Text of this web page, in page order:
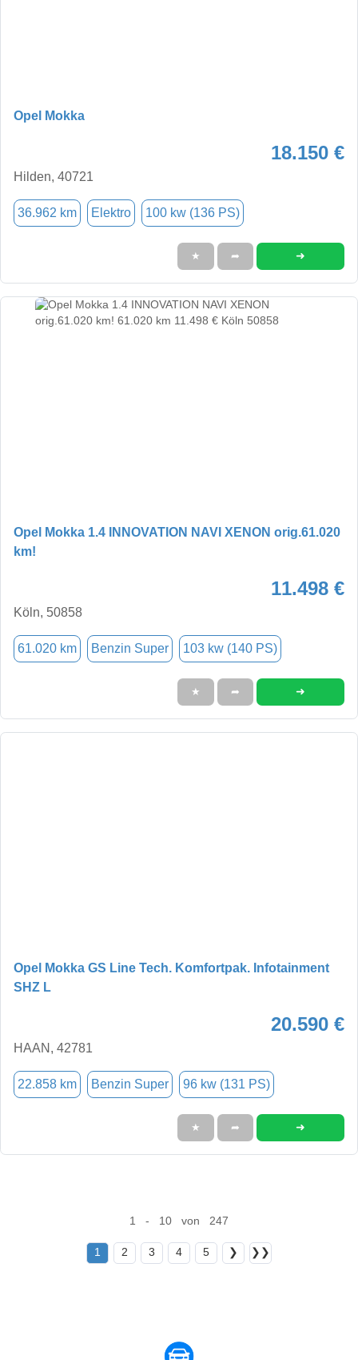
Opel Mokka
18.150 €
Hilden, 40721
36.962 km Elektro 100 kw (136 PS)
★ ➦ ➜
Opel Mokka 1.4 INNOVATION NAVI XENON orig.61.020
km!
11.498 €
Köln, 50858
61.020 km Benzin Super 103 kw (140 PS)
★ ➦ ➜
Opel Mokka GS Line Tech. Komfortpak. Infotainment
SHZ L
20.590 €
HAAN, 42781
22.858 km Benzin Super 96 kw (131 PS)
★ ➦ ➜
1 - 10 von 247
1 2 3 4 5 ❯ ❯❯